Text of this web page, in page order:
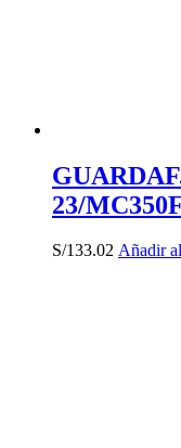
23/
S/133.02 Añadir